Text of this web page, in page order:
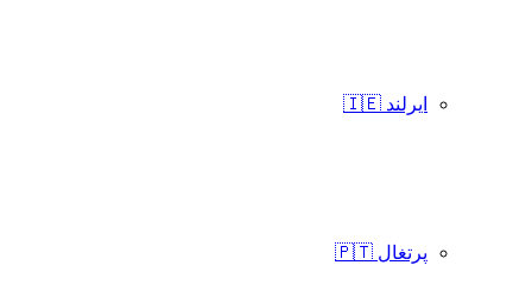
ایرلند 🇮🇪
پرتغال 🇵🇹